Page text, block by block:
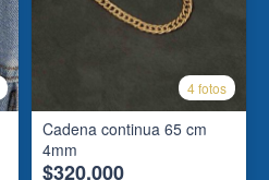
4 fotos
Cadena continua 65 cm
4mm
$320,000